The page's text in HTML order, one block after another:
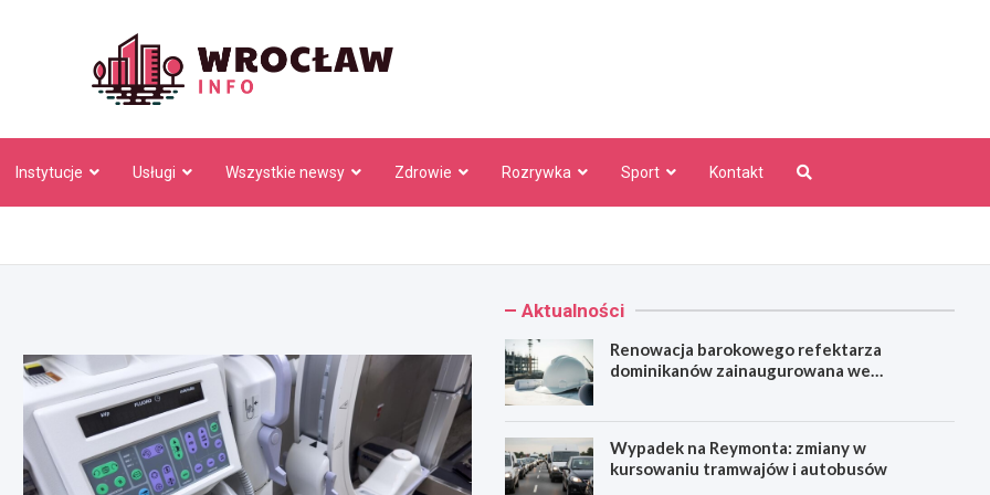
Instytucje Usługi Wszystkie newsy Zdrowie Rozrywka Sport Kontakt
Aktualności
Renowacja barokowego refektarza
dominikanów zainaugurowana we
Wypadek na Reymonta: zmiany w
kursowaniu tramwajów i autobusów